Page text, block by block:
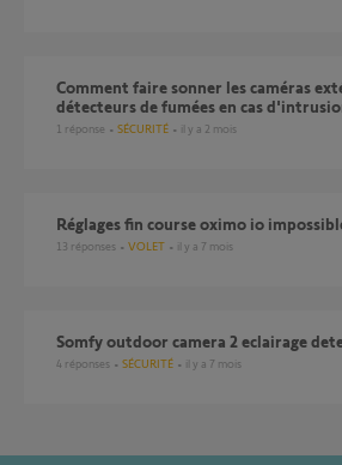
Comment faire sonner les caméras extérieures, et les
détecteurs de fumées en cas
1 réponse SÉCURITÉ il y a 2 mois
Réglages fin course oximo io
13 réponses VOLET il y a 7 mois
somfy outdoor camera 2 eclairage
4 réponses SÉCURITÉ il y a 7 mois